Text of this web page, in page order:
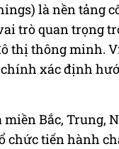
là nền tảng
trò quan trọng
thị thông minh.
chính xác định
Bắc, Trung,
chức tiến hành